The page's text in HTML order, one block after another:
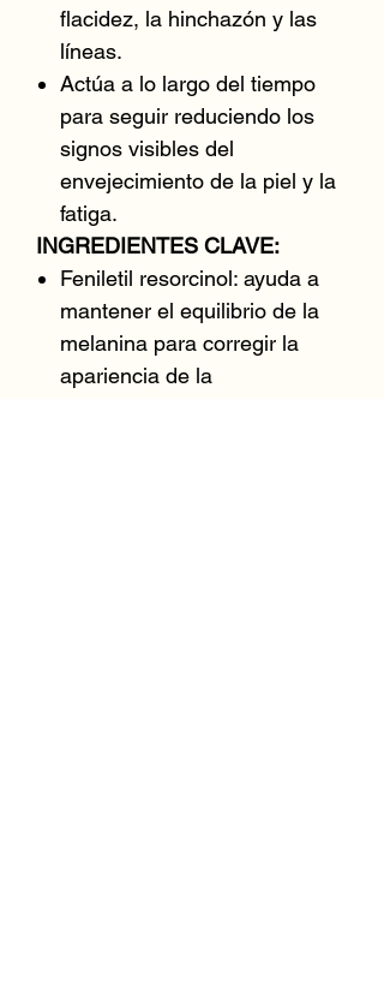
flacidez, la hinchazón y las
líneas.
Actúa a lo largo del tiempo
para seguir reduciendo los
signos visibles del
envejecimiento de la piel y la
fatiga.
INGREDIENTES CLAVE:
Feniletil resorcinol: ayuda a
mantener el equilibrio de la
melanina para corregir la
apariencia de la